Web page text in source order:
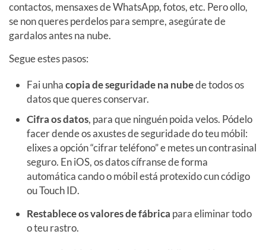
contactos, mensaxes de WhatsApp, fotos, etc. Pero ollo,
se non queres perdelos para sempre, asegúrate de
gardalos antes na nube.
Segue estes pasos:
Fai unhacopia de seguridade na nubede todos os
datos que queres conservar.
Cifra os datos, para que ninguén poida velos. Pódelo
facer dende os axustes de seguridade do teu móbil:
elixes a opción “cifrar teléfono” e metes un contrasinal
seguro. En iOS, os datos cífranse de forma
automática cando o móbil está protexido cun código
ou Touch ID.
Restablece os valores de fábrica para eliminar todo
o teu rastro.